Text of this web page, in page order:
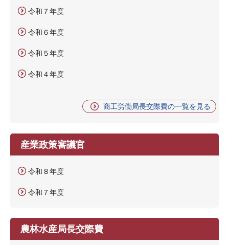
令和７年度
令和６年度
令和５年度
令和４年度
商工労働局長交際費の一覧を見る
産業政策審議官
令和８年度
令和７年度
農林水産局長交際費